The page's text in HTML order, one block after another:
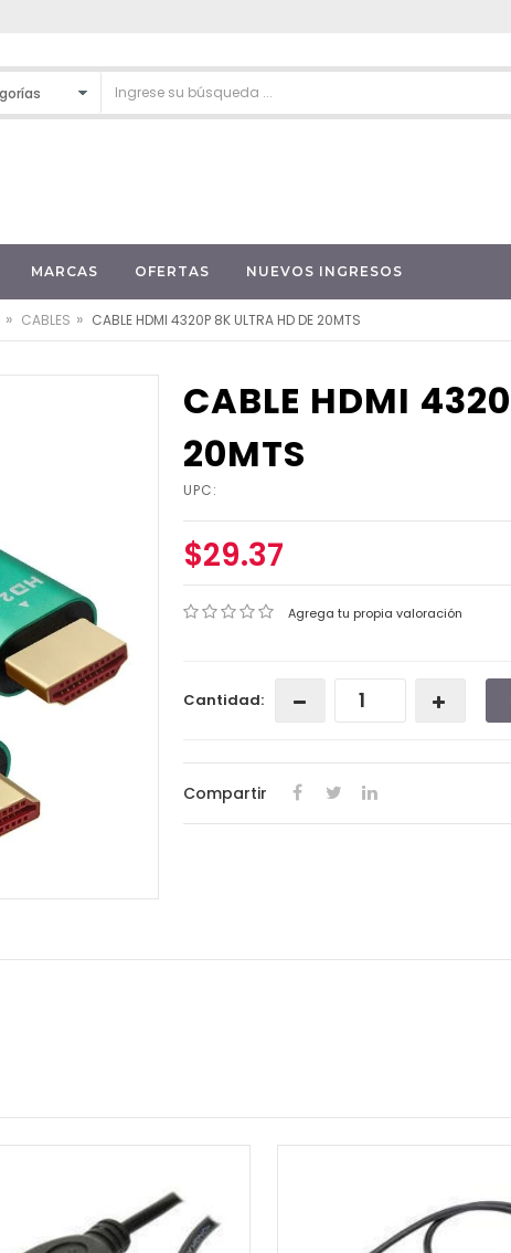
MARCAS OFERTAS NUEVOS INGRESOS
» CABLES » CABLE HDMI 4320P 8K ULTRA HD DE 20MTS
CABLE HDMI
20MTS
UPC:
$29.37
Agrega tu propia valoración
Cantidad:
Compartir